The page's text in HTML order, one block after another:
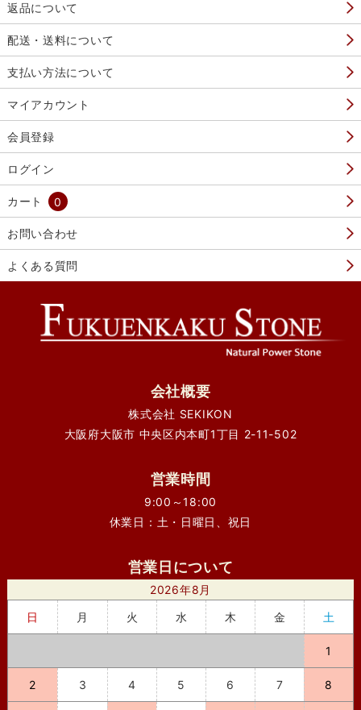
返品について
配送・送料について
支払い方法について
マイアカウント
会員登録
ログイン
カート 0
お問い合わせ
よくある質問
会社概要
株式会社 SEKIKON
大阪府大阪市 中央区内本町1丁目 2-11-502
営業時間
9:00～18:00
休業日：土・日曜日、祝日
営業日について
2026年8月
日
月 火 水 木 金 土
1
2 3 4 5 6 7 8